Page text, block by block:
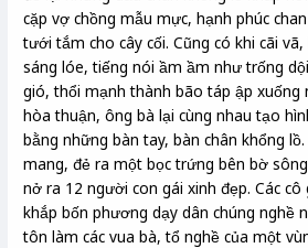
cặp vợ chồng mẫu mực, hạnh phúc
tưới tắm cho cây cối. Cũng có khi cãi
sáng lóe, tiếng nói ầm ầm như trống
gió, thổi mạnh thành bão táp ập xuống
hòa thuận, ông bà lại cùng nhau tạo
bằng những bàn tay, bàn chân khổng
mang, đẻ ra một bọc trứng bên bờ
nở ra 12 người con gái xinh đẹp. Các cô
khắp bốn phương dạy dân chúng nghề
tôn làm các vua bà, tổ nghề của một